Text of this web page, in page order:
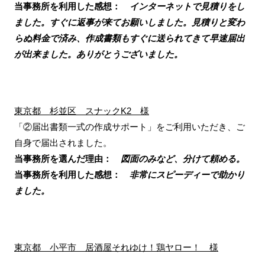
当事務所を利用した感想：
インターネットで見積りをし
ました。すぐに返事が来てお願いしました。見積りと変わ
らぬ料金で済み、作成書類もすぐに送られてきて早速届出
が出来ました。ありがとうございました。
東京都 杉並区 スナックK2 様
「②届出書類一式の作成サポート」をご利用いただき、ご
自身で届出されました。
当事務所を選んだ理由：
図面のみなど、分けて頼める。
当事務所を利用した感想：
非常にスピーディーで助かり
ました。
東京都 小平市 居酒屋それゆけ！鶏ヤロー！ 様